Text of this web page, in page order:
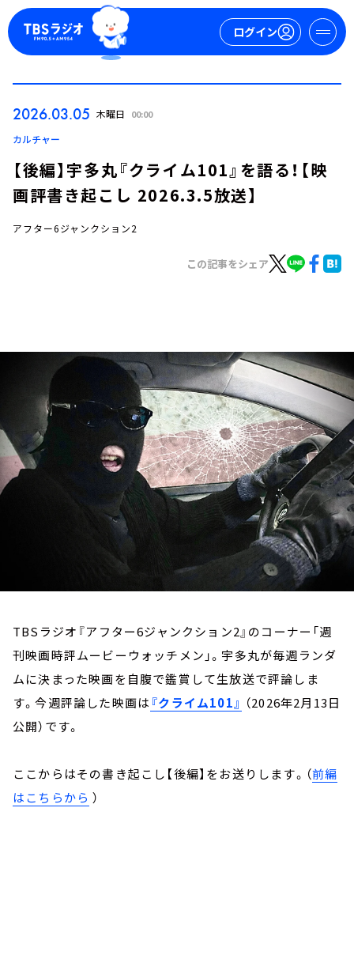
ログイン
お知らせ
イベント・グッズ
YouTube
会社情報
2026.03.05 木曜日 00:00
カルチャー
【後編】宇多丸『クライム101』を語る！【映
画評書き起こし 2026.3.5放送】
アフター6ジャンクション2
この記事をシェア
TBSラジオ『アフター6ジャンクション2』のコーナー「週
刊映画時評ムービーウォッチメン」。宇多丸が毎週ランダ
ムに決まった映画を自腹で鑑賞して生放送で評論しま
す。今週評論した映画は 『クライム101』 （2026年2月13日
公開）です。
ここからはその書き起こし【後編】をお送りします。（前編
はこちらから ）